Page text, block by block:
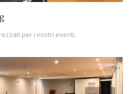
per i vostri eventi.